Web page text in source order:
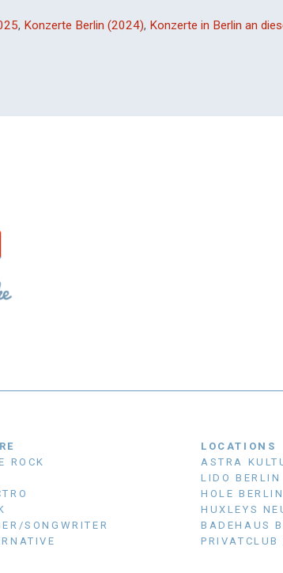
, Konzerte Berlin (2024), Konzerte in Berlin an
ROCK
SONGWRITER
LOCATIONS
ASTRA
LIDO BERLIN
HOLE BERLIN
HUXLEYS
BADEHAUS
PRIVATCLUB